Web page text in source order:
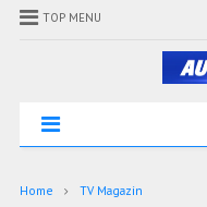
TOP MENU
Home TV Magazin